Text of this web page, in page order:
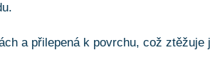
a přilepená k povrchu, což